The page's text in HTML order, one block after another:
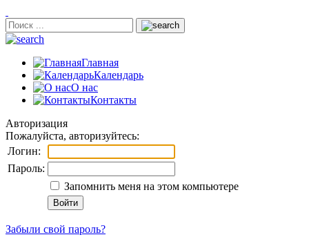
Главная
Календарь
О нас
Контакты
Авторизация
Пожалуйста, авторизуйтесь:
Логин:
Пароль:
Запомнить меня на этом компьютере
Забыли свой пароль?